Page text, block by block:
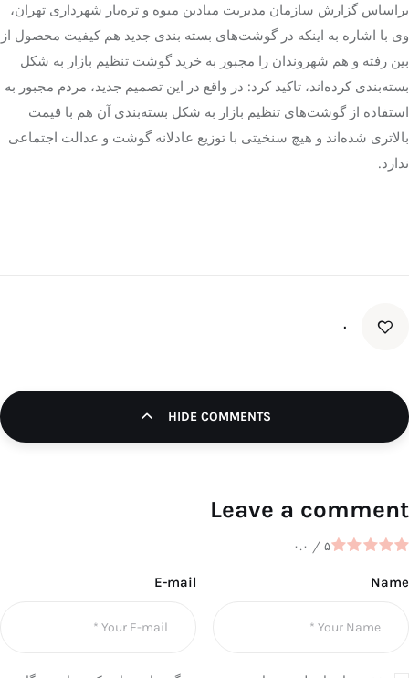
براساس گزارش سازمان مدیریت میادین میوه و تره‎‌بار شهرداری تهران،
وی با اشاره به اینکه در گوشت‌های بسته بندی جدید هم کیفیت محصول از
بین رفته و هم شهروندان را مجبور به خرید گوشت تنظیم بازار به شکل
بسته‌بندی کرده‌اند، تاکید کرد: در واقع در این تصمیم جدید، مردم مجبور به
استفاده از گوشت‌های تنظیم بازار به شکل بسته‌بندی آن هم با قیمت
بالاتری شده‌اند و هیچ سنخیتی با توزیع عادلانه گوشت و عدالت اجتماعی
ندارد.
۰
HIDE COMMENTS
Leave a comment
۰.۰ / ۵
Name
E-mail